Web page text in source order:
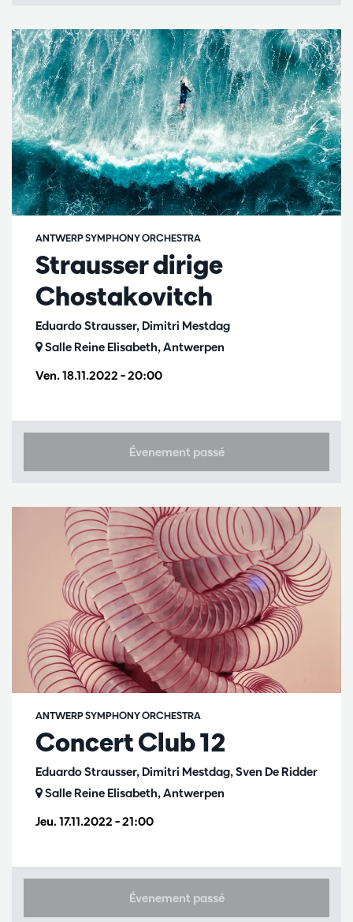
Strausser dirige
Chostakovitch
Eduardo Strausser, Dimitri Mestdag
ANTWERP SYMPHONY ORCHESTRA
Ven. 18.11.2022 – 20:00
Salle Reine Elisabeth, Antwerpen
Évenement passé
Concert Club 12
Eduardo Strausser, Dimitri Mestdag, Sven De Ridder
ANTWERP SYMPHONY ORCHESTRA
Jeu. 17.11.2022 – 21:00
Salle Reine Elisabeth, Antwerpen
Évenement passé